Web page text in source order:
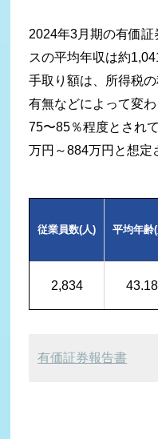
2024年3月期の有価
スの平均年収は約
手取り額は、所得税
有無などによって変
75〜85％程度とされ
万円～884万円と想定
従業員数(人) 平均年齢
2,834 43.18
有価証券報告書